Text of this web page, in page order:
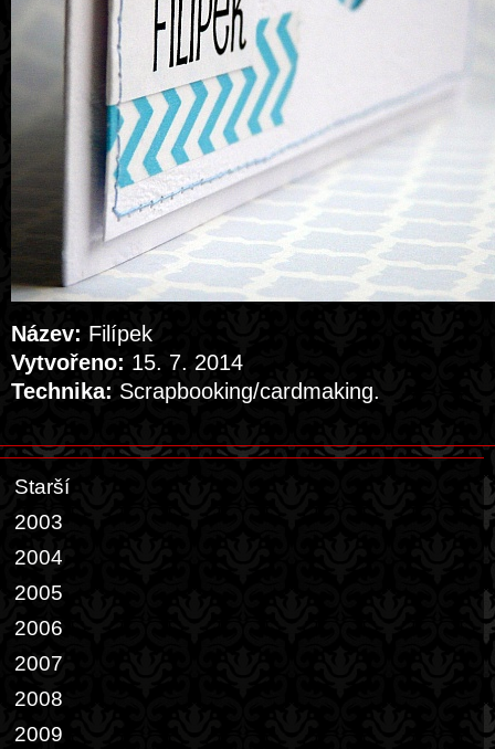
Název: Filípek
Vytvořeno: 15. 7. 2014
Technika: Scrapbooking/cardmaking.
Starší
2003
2004
2005
2006
2007
2008
2009